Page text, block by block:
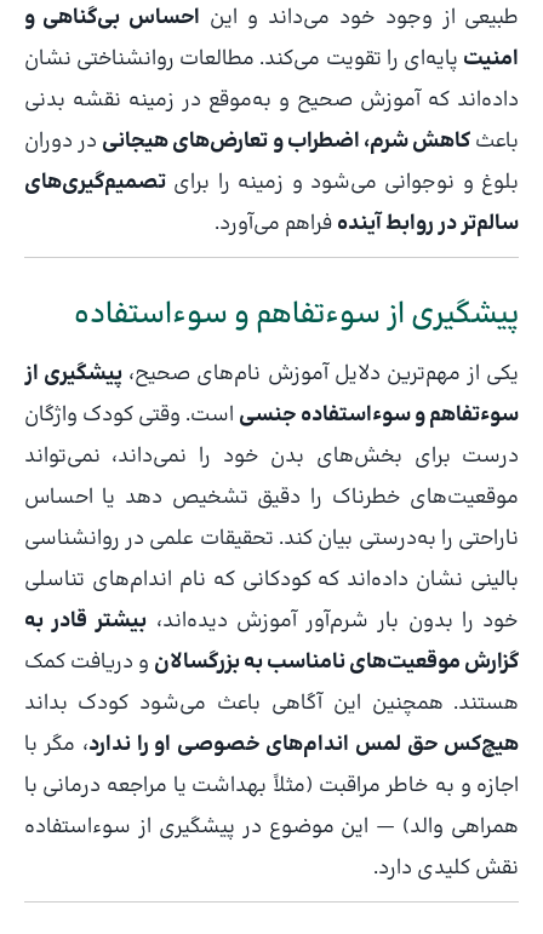
طبیعی از وجود خود می‌داند و این احساس بی‌گناهی و
امنیت پایه‌ای را تقویت می‌کند. مطالعات روانشناختی نشان
داده‌اند که آموزش صحیح و به‌موقع در زمینه نقشه بدنی
باعثکاهش شرم، اضطراب و تعارض‌های هیجانی در دوران
بلوغ و نوجوانی می‌شود و زمینه را برایتصمیم‌گیری‌های
سالم‌تر در روابط آیندهفراهم می‌آورد.
پیشگیری از سوءتفاهم و سوءاستفاده
یکی از مهم‌ترین دلایل آموزش نام‌های صحیح،پیشگیری از
سوءتفاهم و سوءاستفاده جنسی است. وقتی کودک واژگان
درست برای بخش‌های بدن خود را نمی‌داند، نمی‌تواند
موقعیت‌های خطرناک را دقیق تشخیص دهد یا احساس
ناراحتی را به‌درستی بیان کند. تحقیقات علمی در روانشناسی
بالینی نشان داده‌اند که کودکانی که نام اندام‌های تناسلی
خود را بدون بار شرم‌آور آموزش دیده‌اند، بیشتر قادر به
گزارش موقعیت‌های نامناسب به بزرگسالان و دریافت کمک
هستند. همچنین این آگاهی باعث می‌شود کودک بداند
هیچ‌کس حق لمس اندام‌های خصوصی او را ندارد، مگر با
اجازه و به خاطر مراقبت (مثلاً بهداشت یا مراجعه درمانی با
همراهی والد) — این موضوع در پیشگیری از سوءاستفاده
نقش کلیدی دارد.